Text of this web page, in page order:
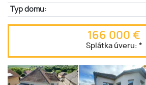
Typ domu:
166 000 €
Splátka úveru: *